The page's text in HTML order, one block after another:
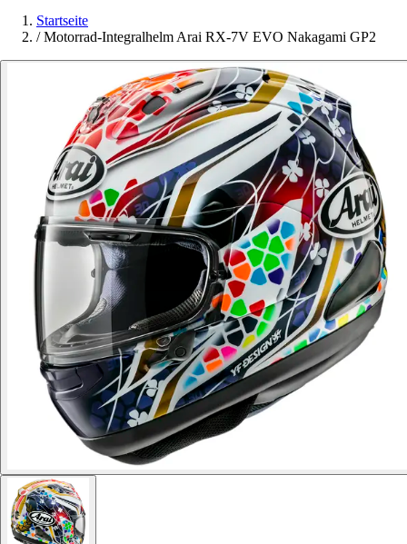
Startseite
/ Motorrad-Integralhelm Arai RX-7V EVO Nakagami GP2